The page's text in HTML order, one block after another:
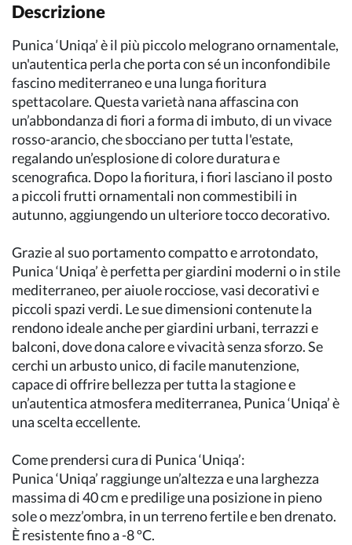
Descrizione
Punica ‘Uniqa’ è il più piccolo melograno ornamentale,
un'autentica perla che porta con sé un inconfondibile
fascino mediterraneo e una lunga fioritura
spettacolare. Questa varietà nana affascina con
un’abbondanza di fiori a forma di imbuto, di un vivace
rosso-arancio, che sbocciano per tutta l'estate,
regalando un’esplosione di colore duratura e
scenografica. Dopo la fioritura, i fiori lasciano il posto
a piccoli frutti ornamentali non commestibili in
autunno, aggiungendo un ulteriore tocco decorativo.
Grazie al suo portamento compatto e arrotondato,
Punica ‘Uniqa’ è perfetta per giardini moderni o in stile
mediterraneo, per aiuole rocciose, vasi decorativi e
piccoli spazi verdi. Le sue dimensioni contenute la
rendono ideale anche per giardini urbani, terrazzi e
balconi, dove dona calore e vivacità senza sforzo. Se
cerchi un arbusto unico, di facile manutenzione,
capace di offrire bellezza per tutta la stagione e
un’autentica atmosfera mediterranea, Punica ‘Uniqa’ è
una scelta eccellente.
Come prendersi cura di Punica ‘Uniqa’:
Punica ‘Uniqa’ raggiunge un’altezza e una larghezza
massima di 40 cm e predilige una posizione in pieno
sole o mezz’ombra, in un terreno fertile e ben drenato.
È resistente fino a -8 ºC.